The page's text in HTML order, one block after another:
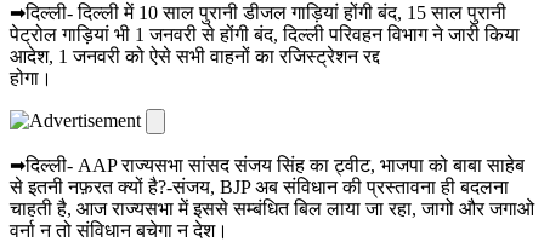
➡दिल्ली- दिल्ली में 10 साल पुरानी डीजल गाड़ियां होंगी बंद, 15 साल पुरानी
पेट्रोल गाड़ियां भी 1 जनवरी से होंगी बंद, दिल्ली परिवहन विभाग ने जारी किया
आदेश, 1 जनवरी को ऐसे सभी वाहनों का रजिस्ट्रेशन रद्द
होगा।
➡दिल्ली- AAP राज्यसभा सांसद संजय सिंह का ट्वीट, भाजपा को बाबा साहेब
से इतनी नफ़रत क्यों है?-संजय, BJP अब संविधान की प्रस्तावना ही बदलना
चाहती है, आज राज्यसभा में इससे सम्बंधित बिल लाया जा रहा, जागो और जगाओ
वर्ना न तो संविधान बचेगा न देश।